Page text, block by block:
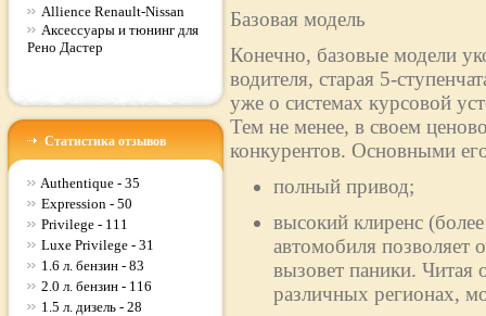
Allience Renault-Nissan
Аксессуары и тюнинг для
Рено Дастер
Статистика отзывов
Authentique - 35
Expression - 50
Privilege - 111
Luxe Privilege - 31
1.6 л. бензин - 83
2.0 л. бензин - 116
1.5 л. дизель - 28
Базовая модель
Конечно, базовые модели
водителя, старая 5-
уже о системах курсовой
Тем не менее, в своем
конкурентов. Основными
полный привод;
высокий клиренс
автомобиля позволяет
вызовет паники. Читая
различных регионах,